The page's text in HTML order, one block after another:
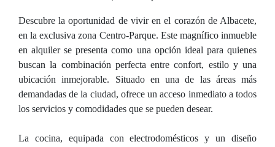
Descubre la oportunidad de vivir en el corazón de Albacete,
en la exclusiva zona Centro-Parque. Este magnífico inmueble
en alquiler se presenta como una opción ideal para quienes
buscan la combinación perfecta entre confort, estilo y una
ubicación inmejorable. Situado en una de las áreas más
demandadas de la ciudad, ofrece un acceso inmediato a todos
los servicios y comodidades que se pueden desear.
La cocina, equipada con electrodomésticos y un diseño